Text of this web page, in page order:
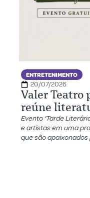
ENTRETENIMENTO
20/07/2026
Valer Teatro
reúne
Evento ‘Tarde
e artistas em uma
que são